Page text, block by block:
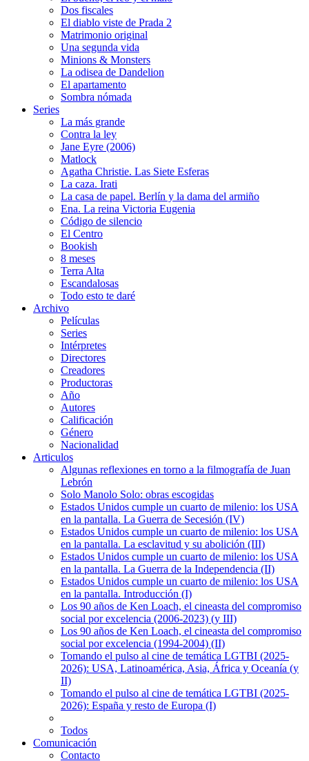
Dos fiscales
El diablo viste de Prada 2
Matrimonio original
Una segunda vida
Minions & Monsters
La odisea de Dandelion
El apartamento
Sombra nómada
Series
La más grande
Contra la ley
Jane Eyre (2006)
Matlock
Agatha Christie. Las Siete Esferas
La caza. Irati
La casa de papel. Berlín y la dama del armiño
Ena. La reina Victoria Eugenia
Código de silencio
El Centro
Bookish
8 meses
Terra Alta
Escandalosas
Todo esto te daré
Archivo
Películas
Series
Intérpretes
Directores
Creadores
Productoras
Año
Autores
Calificación
Género
Nacionalidad
Articulos
Algunas reflexiones en torno a la filmografía de Juan
Lebrón
Solo Manolo Solo: obras escogidas
Estados Unidos cumple un cuarto de milenio: los USA
en la pantalla. La Guerra de Secesión (IV)
Estados Unidos cumple un cuarto de milenio: los USA
en la pantalla. La esclavitud y su abolición (III)
Estados Unidos cumple un cuarto de milenio: los USA
en la pantalla. La Guerra de la Independencia (II)
Estados Unidos cumple un cuarto de milenio: los USA
en la pantalla. Introducción (I)
Los 90 años de Ken Loach, el cineasta del compromiso
social por excelencia (2006-2023) (y III)
Los 90 años de Ken Loach, el cineasta del compromiso
social por excelencia (1994-2004) (II)
Tomando el pulso al cine de temática LGTBI (2025-
2026): USA, Latinoamérica, Asia, África y Oceanía (y
II)
Tomando el pulso al cine de temática LGTBI (2025-
2026): España y resto de Europa (I)
Todos
Comunicación
Contacto